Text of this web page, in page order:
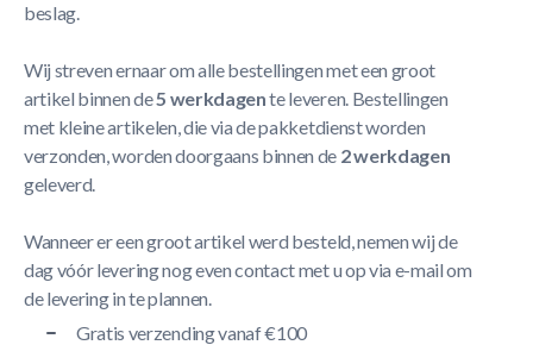
beslag.
Wij streven ernaar om alle bestellingen met een groot
artikel binnen de5 werkdagente leveren. Bestellingen
met kleine artikelen, die via de pakketdienst worden
verzonden, worden doorgaans binnen de 2 werkdagen
geleverd.
Wanneer er een groot artikel werd besteld, nemen wij de
dag vóór levering nog even contact met u op via e-mail om
de levering in te plannen.
Gratis verzending vanaf €100